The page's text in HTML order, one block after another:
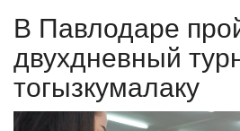
ПАВЛОДАРСКАЯ ОБЛАСТЬ
КАЗАХСТАН
В Павлодаре
двухдневный
тогызкумалаку